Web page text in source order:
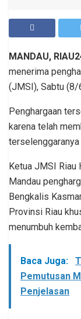
MANDAU,
menerima
(JMSI), Sabtu
Penghargaan
karena telah
Ketua JMSI Riau
Mandau
Bengkalis
Provinsi Riau
menumbuh
Baca Juga:
Pemutusan
Penjelasan